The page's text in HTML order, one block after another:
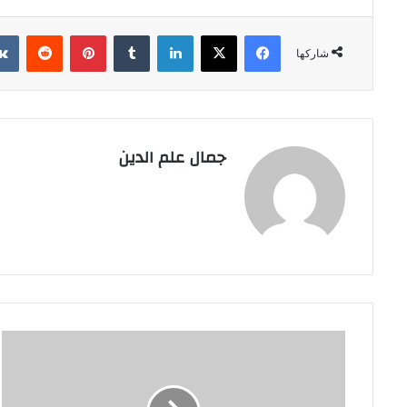
شاركها
فيسبوك ‫X لينكدإن بينتيريست
جمال علم الدين